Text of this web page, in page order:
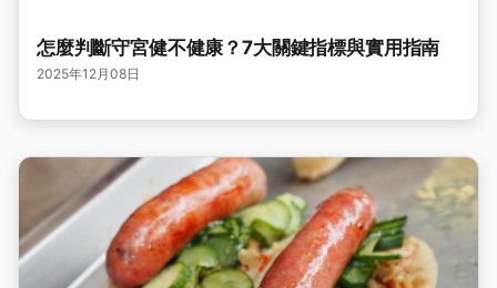
怎麼判斷守宮健不健康？7大關鍵指標與實用指南
2025年12月08日